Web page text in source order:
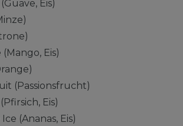
Eis)
Eis)
(Passionsfrucht)
Eis)
(Ananas, Eis)